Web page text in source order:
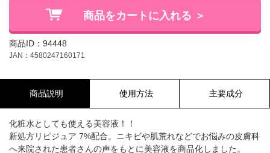
商品をカートに入れる ＞
商品ID：94448
JAN：4580247160171
商品説明 使用方法 主要成分
化粧水としても使える美容液！！
新処方リピジュア 7%配合。ニキビや肌荒れなどでお悩みの皮膚科
へ来院された患者さんの声をもとに美容液を商品化しました。